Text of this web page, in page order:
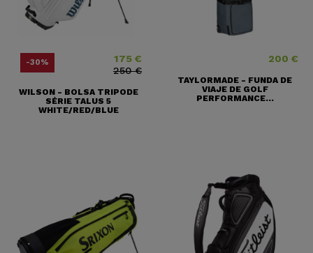
-30% Precio175 €
Precio base
250 €
WILSON - BOLSA TRIPODE
SÉRIE TALUS 5
WHITE/RED/BLUE
Precio
200 €
TAYLORMADE - FUNDA DE
VIAJE DE GOLF
PERFORMANCE...